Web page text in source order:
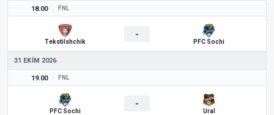
18.00 FNL
Tekstilshchik
-
PFC Sochi
31 EKIM 2026
19.00 FNL
PFC Sochi
-
Ural